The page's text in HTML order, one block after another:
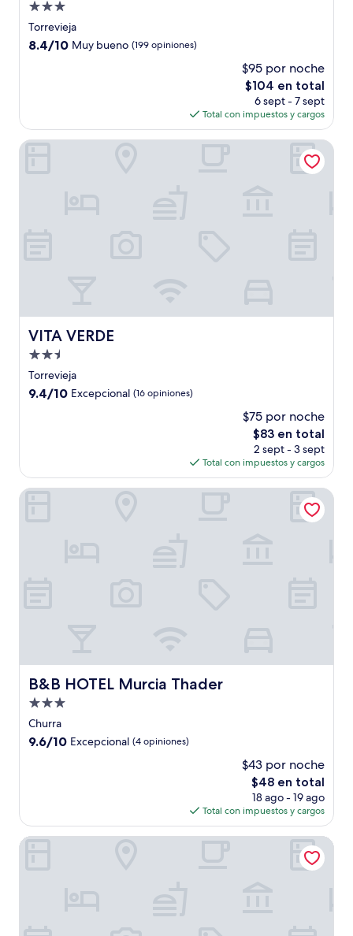
Propiedad
de
3.0
Torrevieja
8.4
opiniones)
8.4/10 Muy bueno (199 opiniones)
$95 por noche
El
precio
actual
es
de
$104 en total
6 sept - 7 sept
Total con impuestos y cargos
VITA VERDE
VITA VERDE
Propiedad
de
2.5
Torrevieja
9.4
9.4/10 Excepcional (16 opiniones)
$75 por noche
El
precio
actual
es
de
$83 en total
2 sept - 3 sept
Total con impuestos y cargos
VITA VERDE
B&B HOTEL Murcia Thader
B&B HOTEL Murcia Thader
Propiedad
de
3.0
Churra
9.6
9.6/10 Excepcional (4 opiniones)
$43 por noche
El
precio
actual
es
de
$48 en total
18 ago - 19 ago
Total con impuestos y cargos
B&B HOTEL Murcia Thader
Hotel Meridional